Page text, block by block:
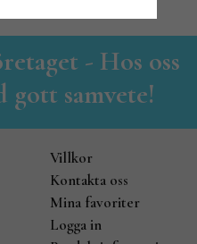
- Hos oss
gott samvete!
Villkor
Kontakta oss
Mina favoriter
Logga in